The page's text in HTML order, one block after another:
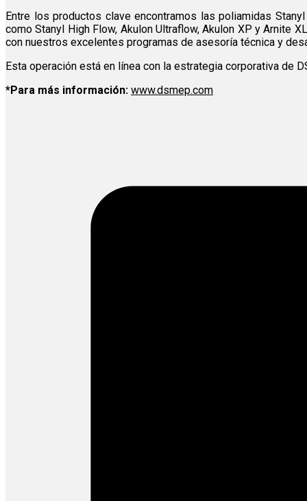
Entre los productos clave encontramos las poliamidas
como Stanyl High Flow, Akulon Ultraflow, Akulon XP y Arnite
con nuestros excelentes programas de asesoría técnica y
Esta operación está en línea con la estrategia corporativa de
*Para más información: www.dsmep.com